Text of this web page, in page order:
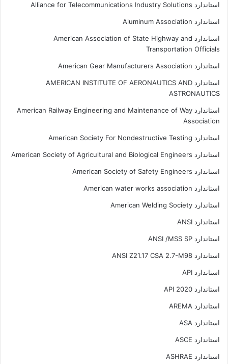
استاندارد Alliance for Telecommunications Industry Solutions
استاندارد Aluminum Association
استاندارد American Association of State Highway and
Transportation Officials
استاندارد American Gear Manufacturers Association
استاندارد AMERICAN INSTITUTE OF AERONAUTICS AND
ASTRONAUTICS
استاندارد American Railway Engineering and Maintenance of Way
Association
استاندارد American Society For Nondestructive Testing
استاندارد American Society of Agricultural and Biological Engineers
استاندارد American Society of Safety Engineers
استاندارد American water works association
استاندارد American Welding Society
استاندارد ANSI
استاندارد ANSI /MSS SP
استاندارد ANSI Z21.17 CSA 2.7-M98
استاندارد API
استاندارد API 2020
استاندارد AREMA
استاندارد ASA
استاندارد ASCE
استاندارد ASHRAE